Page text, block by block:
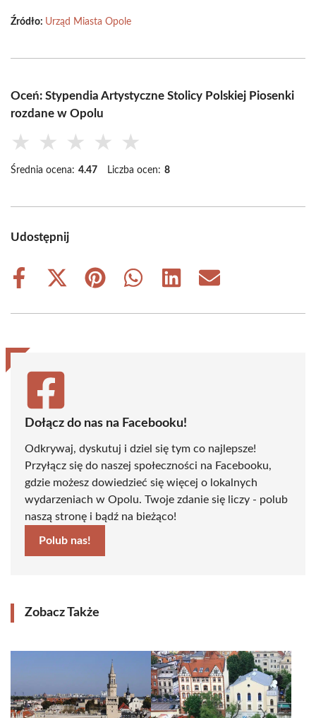
Źródło: Urząd Miasta Opole
Oceń: Stypendia Artystyczne Stolicy Polskiej Piosenki
rozdane w Opolu
★ ★ ★ ★ ★
Średnia ocena: 4.47 Liczba ocen: 8
Udostępnij
Share
Share
(Twitter)
Share
Share
Share
Share
Dołącz do nas na Facebooku!
Odkrywaj, dyskutuj i dziel się tym co najlepsze!
Przyłącz się do naszej społeczności na Facebooku,
gdzie możesz dowiedzieć się więcej o lokalnych
wydarzeniach w Opolu. Twoje zdanie się liczy - polub
naszą stronę i bądź na bieżąco!
Polub nas!
Zobacz Także